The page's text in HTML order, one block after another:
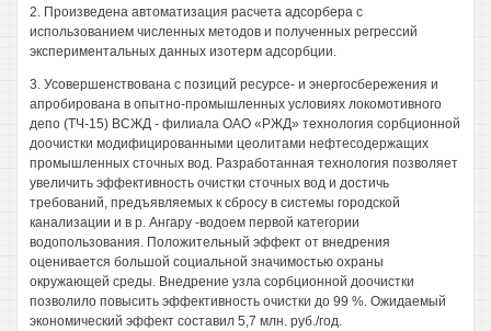
2. Произведена автоматизация расчета адсорбера с
использованием численных методов и полученных регрессий
экспериментальных данных изотерм адсорбции.
3. Усовершенствована с позиций ресурсе- и энергосбережения и
апробирована в опытно-промышленных условиях локомотивного
депо (ТЧ-15) ВСЖД - филиала ОАО «РЖД» технология сорбционной
доочистки модифицированными цеолитами нефтесодержащих
промышленных сточных вод. Разработанная технология позволяет
увеличить эффективность очистки сточных вод и достичь
требований, предъявляемых к сбросу в системы городской
канализации и в р. Ангару -водоем первой категории
водопользования. Положительный эффект от внедрения
оценивается большой социальной значимостью охраны
окружающей среды. Внедрение узла сорбционной доочистки
позволило повысить эффективность очистки до 99 %. Ожидаемый
экономический эффект составил 5,7 млн. руб./год.